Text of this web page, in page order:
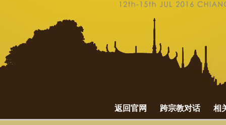
返回官网 跨宗教对话 相